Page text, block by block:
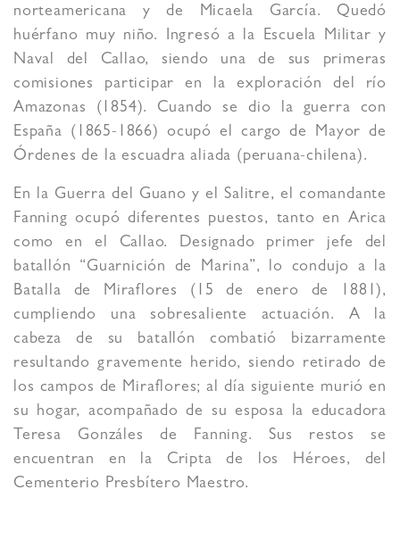
norteamericana y de Micaela García. Quedó
huérfano muy niño. Ingresó a la Escuela Militar y
Naval del Callao, siendo una de sus primeras
comisiones participar en la exploración del río
Amazonas (1854). Cuando se dio la guerra con
España (1865-1866) ocupó el cargo de Mayor de
Órdenes de la escuadra aliada (peruana-chilena).
En la Guerra del Guano y el Salitre, el comandante
Fanning ocupó diferentes puestos, tanto en Arica
como en el Callao. Designado primer jefe del
batallón “Guarnición de Marina”, lo condujo a la
Batalla de Miraflores (15 de enero de 1881),
cumpliendo una sobresaliente actuación. A la
cabeza de su batallón combatió bizarramente
resultando gravemente herido, siendo retirado de
los campos de Miraflores; al día siguiente murió en
su hogar, acompañado de su esposa la educadora
Teresa Gonzáles de Fanning. Sus restos se
encuentran en la Cripta de los Héroes, del
Cementerio Presbítero Maestro.